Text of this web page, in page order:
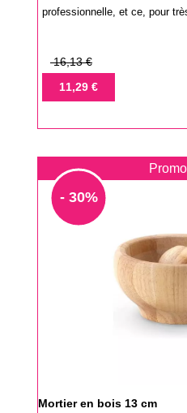
professionnelle, et ce, pour
Prix
base
16,13 €
Prix11,29 €
- 30%
Mortier en bois 13 cm